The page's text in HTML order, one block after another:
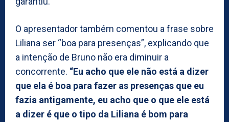
O apresentador também comentou a frase sobre
Liliana ser “boa para presenças”, explicando que
a intenção de Bruno não era diminuir a
concorrente. “Eu acho que ele não está a dizer
que ela é boa para fazer as presenças que eu
fazia antigamente, eu acho que o que ele está
a dizer é que o tipo da Liliana é bom para